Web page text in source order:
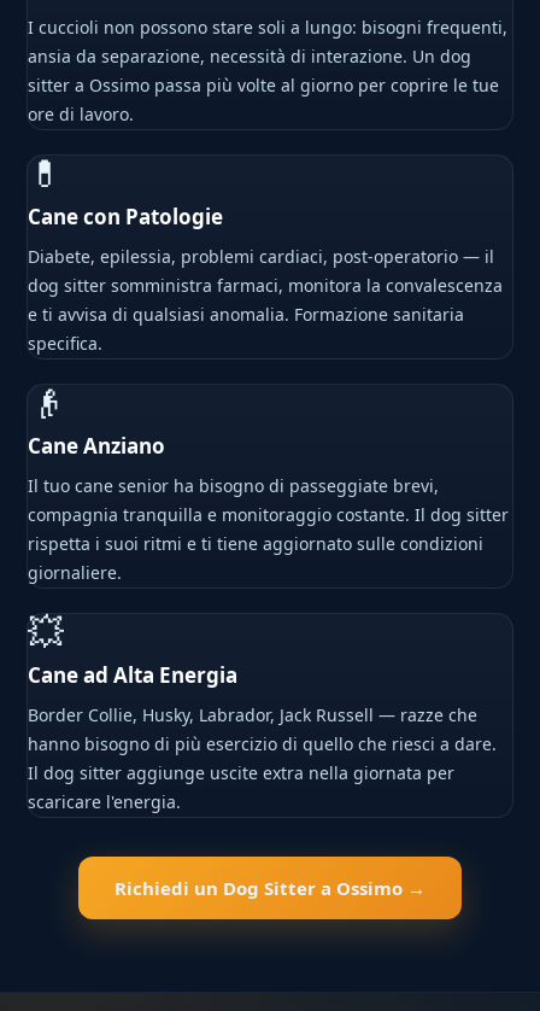
I cuccioli non possono stare soli a lungo: bisogni frequenti,
ansia da separazione, necessità di interazione. Un dog
sitter a Ossimo passa più volte al giorno per coprire le tue
ore di lavoro.
💊
Cane con Patologie
Diabete, epilessia, problemi cardiaci, post-operatorio — il
dog sitter somministra farmaci, monitora la convalescenza
e ti avvisa di qualsiasi anomalia. Formazione sanitaria
specifica.
👴
Cane Anziano
Il tuo cane senior ha bisogno di passeggiate brevi,
compagnia tranquilla e monitoraggio costante. Il dog sitter
rispetta i suoi ritmi e ti tiene aggiornato sulle condizioni
giornaliere.
💥
Cane ad Alta Energia
Border Collie, Husky, Labrador, Jack Russell — razze che
hanno bisogno di più esercizio di quello che riesci a dare.
Il dog sitter aggiunge uscite extra nella giornata per
scaricare l'energia.
Richiedi un Dog Sitter a Ossimo →